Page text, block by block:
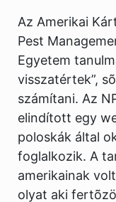
Az Amerikai
Pest
Egyetem
visszatértek”,
számítani. Az
elindított egy
poloskák által
foglalkozik. A
amerikainak
olyat aki